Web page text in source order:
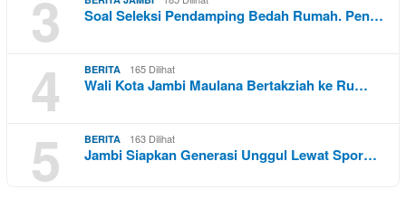
3 Soal Seleksi Pendamping Bedah Rumah. Pen…
4 BERITA 165 Dilihat
Wali Kota Jambi Maulana Bertakziah ke Ru…
5 BERITA 163 Dilihat
Jambi Siapkan Generasi Unggul Lewat Spor…